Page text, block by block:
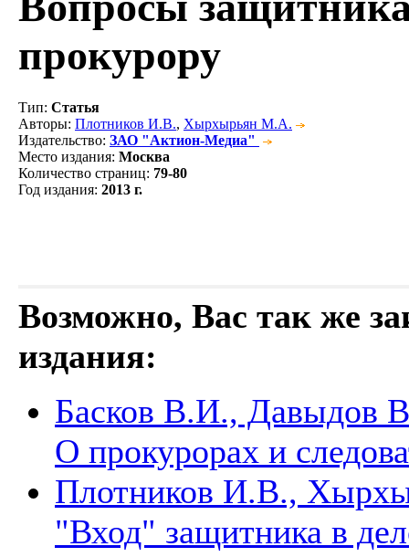
прокурору
Тип: Статья
Авторы: Плотников И.В., Хырхырьян М.А.
Издательство: ЗАО "Актион-Медиа"
Место издания: Москва
Количество страниц: 79-80
Год издания: 2013 г.
Возможно, Вас так же
издания:
Басков В.И., Давыдов
О прокурорах и
Плотников И.В.,
"Вход" защитника в